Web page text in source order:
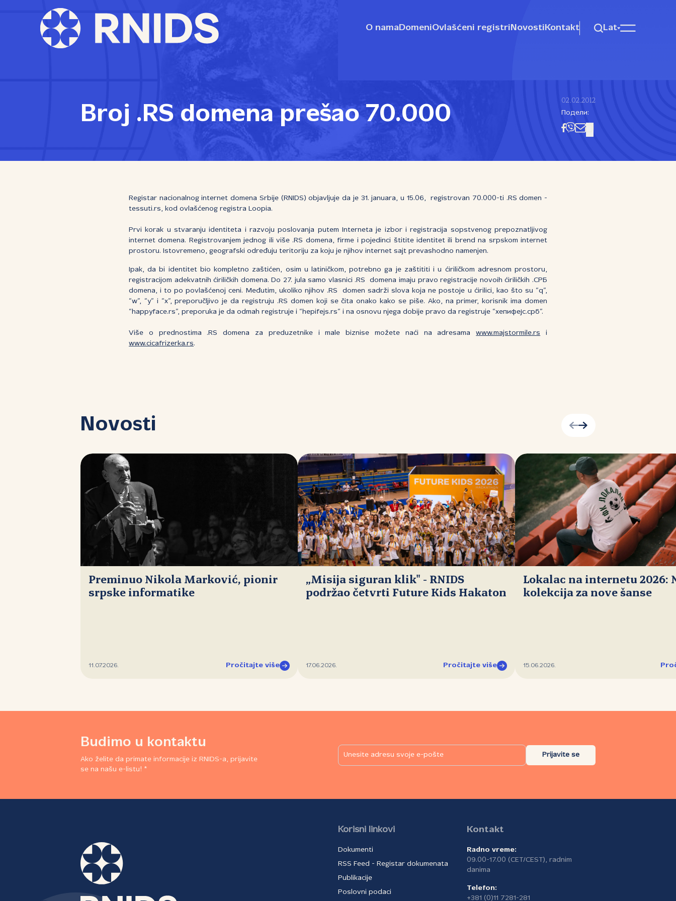
O nama DomeniOvlašćeni registri Novosti Kontakt Lat
Broj .RS domena prešao 70.000
02.02.2012
Подели:
Registar nacionalnog internet domena Srbije (RNIDS) objavljuje da je 31. januara, u 15.06, registrovan 70.000-ti .RS domen -
tessuti.rs, kod ovlašćenog registra Loopia.
Prvi korak u stvaranju identiteta i razvoju poslovanja putem Interneta je izbor i registracija sopstvenog prepoznatljivog
internet domena. Registrovanjem jednog ili više .RS domena, firme i pojedinci štitite identitet ili brend na srpskom internet
prostoru. Istovremeno, geografski određuju teritoriju za koju je njihov internet sajt prevashodno namenjen.
Ipak, da bi identitet bio kompletno zaštićen, osim u latiničkom, potrebno ga je zaštititi i u ćiriličkom adresnom prostoru,
registracijom adekvatnih ćiriličkih domena. Do 27. jula samo vlasnici .RS domena imaju pravo registracije novoih ćiriličkih .СРБ
domena, i to po povlašćenoj ceni. Međutim, ukoliko njihov .RS domen sadrži slova koja ne postoje u ćirilici, kao što su “q”,
“w”, “y” i “x”, preporučljivo je da registruju .RS domen koji se čita onako kako se piše. Ako, na primer, korisnik ima domen
“happyface.rs”, preporuka je da odmah registruje i “hepifejs.rs” i na osnovu njega dobije pravo da registruje “хепифејс.срб”.
Više o prednostima .RS domena za preduzetnike i male biznise možete naći na adresamawww.majstormile.rs i
www.cicafrizerka.rs.
Novosti
Preminuo Nikola Marković, pionir
srpske informatike
11.07.2026. Pročitajte više
„Misija siguran klik" - RNIDS
podržao četvrti Future Kids Hakaton
17.06.2026. Pročitajte više
Lokalac na internetu 2026:
kolekcija za nove šanse
15.06.2026.
Budimo u kontaktu
Ako želite da primate informacije iz RNIDS-a, prijavite
se na našu e-listu! *
Prijavite se
Korisni linkovi
Dokumenti
RSS Feed - Registar dokumenata
Publikacije
Poslovni podaci
Kontakt
Radno vreme:
09.00-17.00 (CET/CEST), radnim
danima
Telefon:
+381 (0)11 7281-281